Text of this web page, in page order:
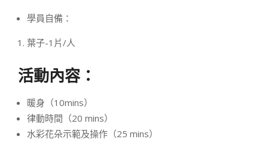
學員自備：
葉子-1片/人
活動內容：
暖身（10mins）
律動時間（20 mins）
水彩花朵示範及操作（25 mins）